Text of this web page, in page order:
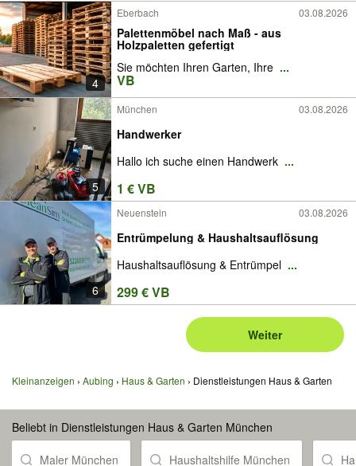
4
Eberbach 03.08.2026
Palettenmöbel nach Maß - aus
Holzpaletten gefertigt
Sie möchten Ihren Garten, Ihre ...
VB
5
München 03.08.2026
Handwerker
Hallo ich suche einen Handwerk ...
1 € VB
6
Neuenstein 03.08.2026
Entrümpelung & Haushaltsauflösung
Haushaltsauflösung & Entrümpel ...
299 € VB
Weiter
Kleinanzeigen Aubing Haus & Garten Dienstleistungen Haus & Garten
Beliebt in Dienstleistungen Haus & Garten München
Maler München Haushaltshilfe München